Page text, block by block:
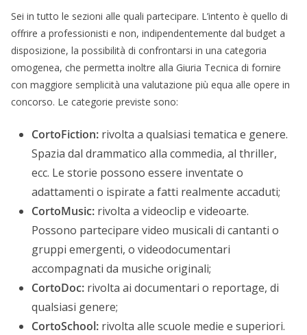
Sei in tutto le sezioni alle quali partecipare. L’intento è quello di
offrire a professionisti e non, indipendentemente dal budget a
disposizione, la possibilità di confrontarsi in una categoria
omogenea, che permetta inoltre alla Giuria Tecnica di fornire
con maggiore semplicità una valutazione più equa alle opere in
concorso. Le categorie previste sono:
CortoFiction: rivolta a qualsiasi tematica e genere.
Spazia dal drammatico alla commedia, al thriller,
ecc. Le storie possono essere inventate o
adattamenti o ispirate a fatti realmente accaduti;
CortoMusic: rivolta a videoclip e videoarte.
Possono partecipare video musicali di cantanti o
gruppi emergenti, o videodocumentari
accompagnati da musiche originali;
CortoDoc: rivolta ai documentari o reportage, di
qualsiasi genere;
CortoSchool: rivolta alle scuole medie e superiori.